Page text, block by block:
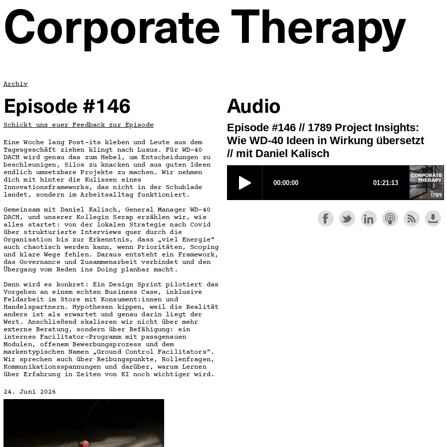
Corporate Therapy
Archiv
Episode #146
Schickt uns euer Feedback zur Episode
Eine Woche lang Post-its kleben und Leute aus dem
Tagesgeschäft ziehen klingt nach Luxus. Für WD-40
DACH wird genau das zum Hebel, um Entscheidungen zu
beschleunigen, Silos zu knacken und aus guten Ideen
endlich umsetzbare Projekte zu machen. Wir nehmen
dich mit hinter die Kulissen eines
Innovationsframeworks, das nicht in der Schublade
landet, sondern im Arbeitsalltag funktioniert.
Gemeinsam mit Daniel Kalisch, General Manager WD-40
DACH, und unserer Kollegin Serap erzählen wir, wie
alles startet: von der lokalen Strategie nach Covid
über strukturierte Interviews quer durch die
Organisation bis zur Erkenntnis, dass „viel Energie“
auch chaotisch werden kann, wenn Prioritäten, Scoping
und klare Wege fehlen. Daraus entsteht ein Framework,
das Governance und Zusammenarbeit verbindet und den
Übergang vom Reden ins Doing planbar macht.
Dann wird es konkret: Ein Design Sprint pilotiert das
Vorgehen an einem echten Business Case, inklusive
Feldarbeit im Store mit Konsument:innen und
Handelspartnern. Hypothesen kippen, weil die Realität
anders ist als erwartet und genau darin liegt der
Wert. Anschließend skalieren wir nicht über mehr
externe Beratung, sondern über Befähigung: ein
internes Facilitator-Programm mit passgenauen
Modulen, offenem Bewerbungsprozess und dem
markentypischen Namen „Ground Control Facilitators“.
Wir sprechen auch über Reibungspunkte, Rollenfragen,
Kommunikationsspannungen und darüber, warum Lernen
über Erfahrung in Zeiten von KI noch wichtiger wird.
24. Juni 2026
Audio
Episode #146 // 1789 Project Insights:
Wie WD-40 Ideen in Wirkung übersetzt
// mit Daniel Kalisch